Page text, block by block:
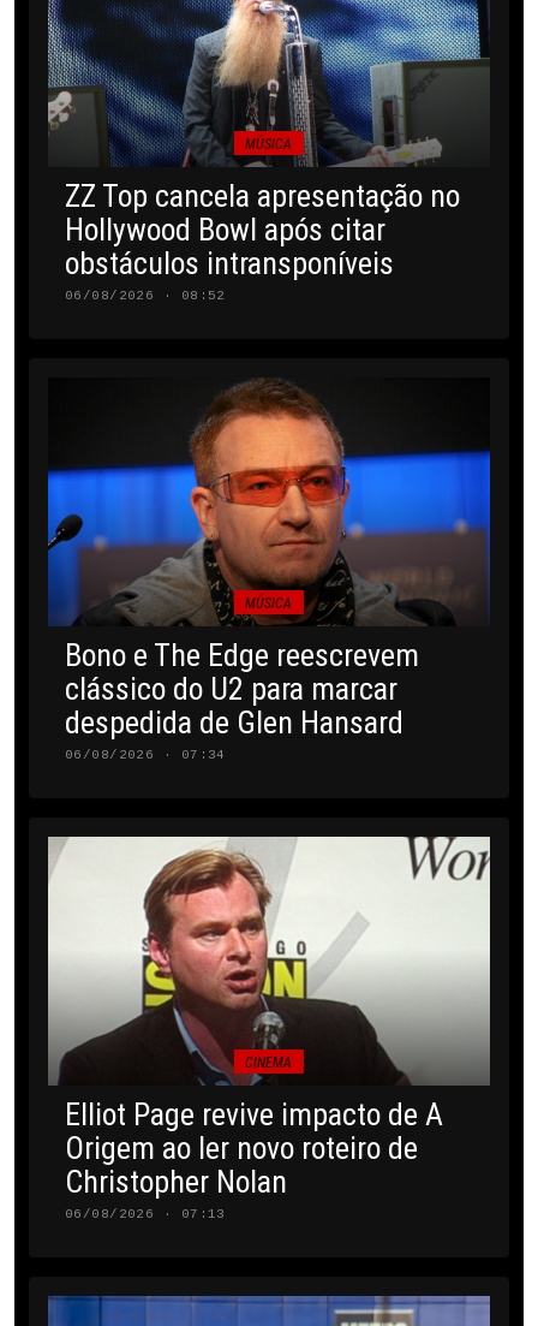
MÚSICA
ZZ Top cancela apresentação no
Hollywood Bowl após citar
obstáculos intransponíveis
06/08/2026 · 08:52
MÚSICA
Bono e The Edge reescrevem
clássico do U2 para marcar
despedida de Glen Hansard
06/08/2026 · 07:34
CINEMA
Elliot Page revive impacto de A
Origem ao ler novo roteiro de
Christopher Nolan
06/08/2026 · 07:13